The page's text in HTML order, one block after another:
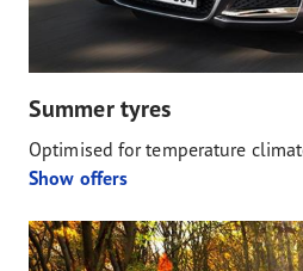
Summer tyres
Optimised for temperature
Show offers